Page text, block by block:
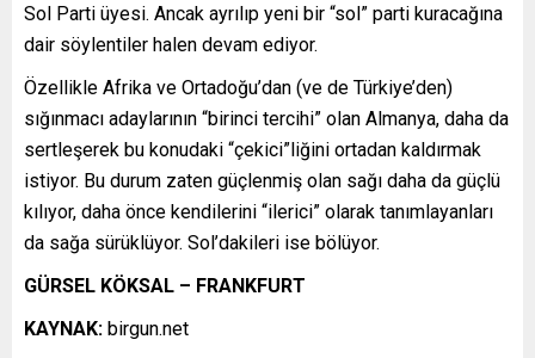
Sol Parti üyesi. Ancak ayrılıp yeni bir “sol” parti kuracağına
dair söylentiler halen devam ediyor.
Özellikle Afrika ve Ortadoğu’dan (ve de Türkiye’den)
sığınmacı adaylarının “birinci tercihi” olan Almanya, daha da
sertleşerek bu konudaki “çekici”liğini ortadan kaldırmak
istiyor. Bu durum zaten güçlenmiş olan sağı daha da güçlü
kılıyor, daha önce kendilerini “ilerici” olarak tanımlayanları
da sağa sürüklüyor. Sol’dakileri ise bölüyor.
GÜRSEL KÖKSAL – FRANKFURT
KAYNAK: birgun.net